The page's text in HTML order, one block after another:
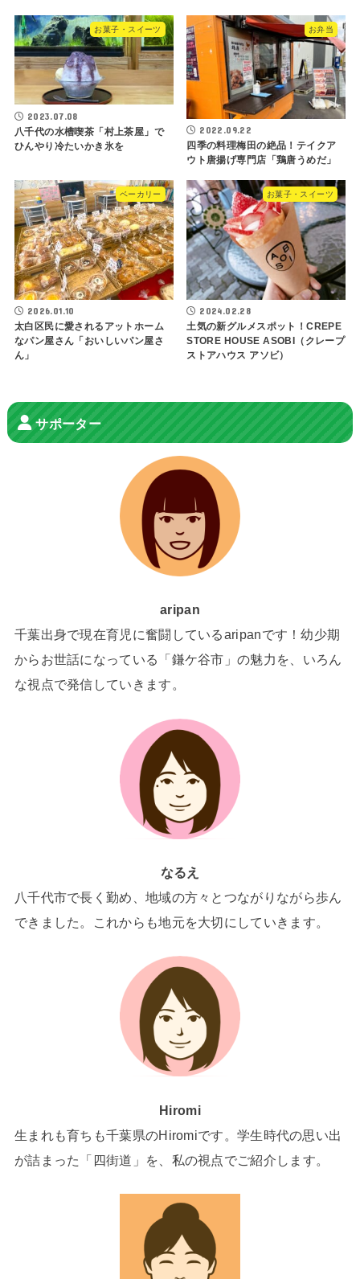
お菓子・スイーツ
2023.07.08
八千代の水槽喫茶「村上茶屋」で
ひんやり冷たいかき氷を
お弁当
2022.09.22
四季の料理梅田の絶品！テイクア
ウト唐揚げ専門店「鶏唐うめだ」
ベーカリー
2026.01.10
太白区民に愛されるアットホーム
なパン屋さん「おいしいパン屋さ
ん」
お菓子・スイーツ
2024.02.28
土気の新グルメスポット！CREPE
STORE HOUSE ASOBI（クレープ
ストアハウス アソビ）
サポーター
aripan
千葉出身で現在育児に奮闘しているaripanです！幼少期
からお世話になっている「鎌ケ谷市」の魅力を、いろん
な視点で発信していきます。
なるえ
八千代市で長く勤め、地域の方々とつながりながら歩ん
できました。これからも地元を大切にしていきます。
Hiromi
生まれも育ちも千葉県のHiromiです。学生時代の思い出
が詰まった「四街道」を、私の視点でご紹介します。